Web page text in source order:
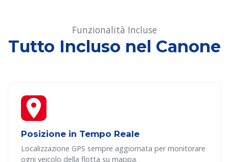
Funzionalità Incluse
Tutto Incluso nel Canone
Posizione in Tempo Reale
Localizzazione GPS sempre aggiornata per monitorare
ogni veicolo della flotta su mappa.